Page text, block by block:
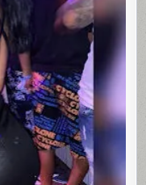
EM
MOTEL
COM
REMOTO
PARTES
É